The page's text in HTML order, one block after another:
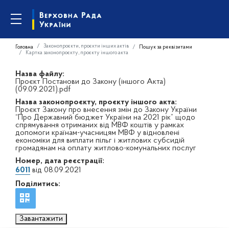
Головна Законопроєкти, проєкти інших актів
Пошук за реквізитами
Картка законопроєкту, проєкту іншого акта
Назва файлу:
Проєкт Постанови до Закону (іншого Акта)
(09.09.2021).pdf
Назва законопроєкту, проєкту іншого акта:
Проєкт Закону про внесення змін до Закону України
“Про Державний бюджет України на 2021 рік” щодо
спрямування отриманих від МВФ коштів у рамках
допомоги країнам-учасницям МВФ у відновлені
економіки для виплати пільг і житлових субсидій
громадянам на оплату житлово-комунальних послуг
Номер, дата реєстрації:
6011 від 08.09.2021
Поділитись:
Завантажити